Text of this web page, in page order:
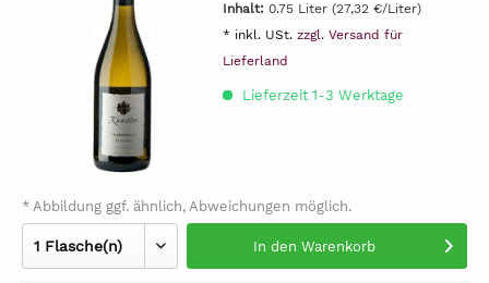
Inhalt: 0.75 Liter (27,32 €/Liter)
* inkl. USt. zzgl. Versand für
Lieferland
Lieferzeit 1-3 Werktage
* Abbildung ggf. ähnlich, Abweichungen möglich.
In den Warenkorb